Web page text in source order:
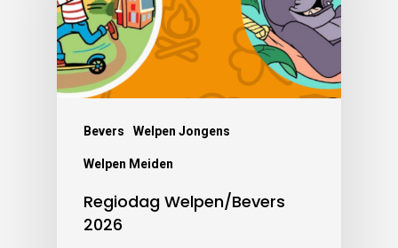
Bevers Welpen Jongens
Welpen Meiden
Regiodag Welpen/Bevers
2026